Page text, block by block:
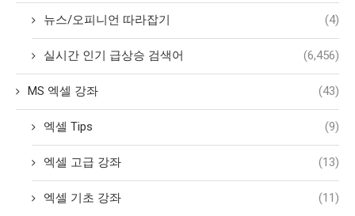
뉴스/오피니언 따라잡기 (4)
실시간 인기 급상승 검색어 (6,456)
MS 엑셀 강좌 (43)
엑셀 Tips (9)
엑셀 고급 강좌 (13)
엑셀 기초 강좌 (11)